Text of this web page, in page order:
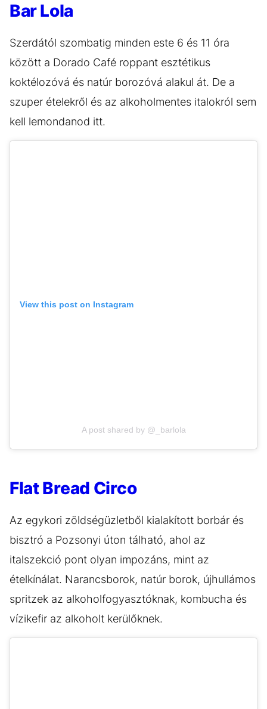
Bar Lola
Szerdától szombatig minden este 6 és 11 óra
között a Dorado Café roppant esztétikus
koktélozóvá és natúr borozóvá alakul át. De a
szuper ételekről és az alkoholmentes italokról sem
kell lemondanod itt.
View this post on Instagram
A post shared by @_barlola
Flat Bread Circo
Az egykori zöldségüzletből kialakított borbár és
bisztró a Pozsonyi úton tálható, ahol az
italszekció pont olyan impozáns, mint az
ételkínálat. Narancsborok, natúr borok, újhullámos
spritzek az alkoholfogyasztóknak, kombucha és
vízikefir az alkoholt kerülőknek.